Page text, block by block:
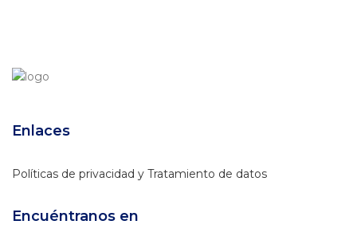
Enlaces
Políticas de privacidad y Tratamiento de datos
Encuéntranos en